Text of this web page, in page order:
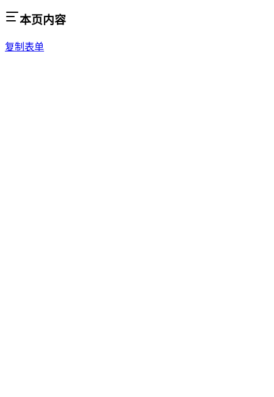
本页内容
复制表单